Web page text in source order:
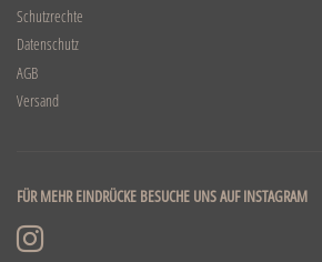
Schutzrechte
Datenschutz
AGB
Versand
FÜR MEHR EINDRÜCKE BESUCHE UNS AUF INSTAGRAM